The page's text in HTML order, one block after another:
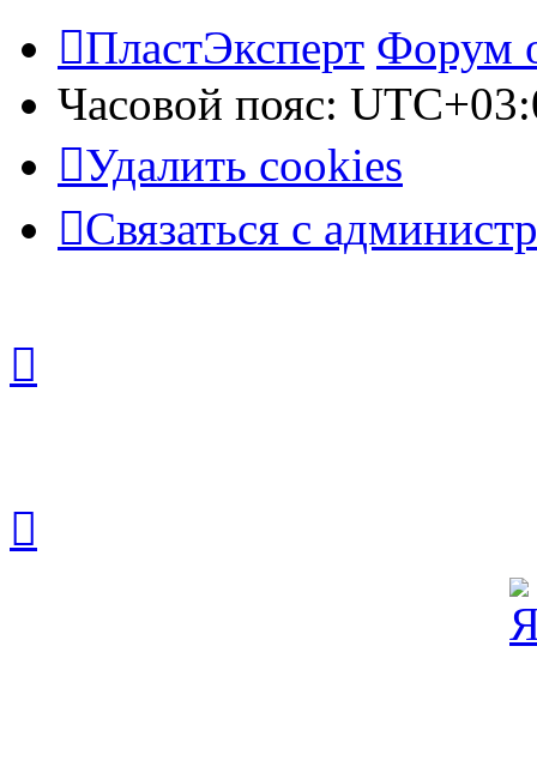
ПластЭксперт Форум
Часовой пояс:
Удалить cookies
Связаться с